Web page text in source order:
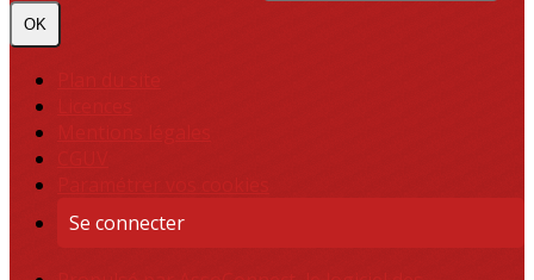
OK
Plan du site
Mentions légales
CGUV
Paramétrer vos cookies
Se connecter